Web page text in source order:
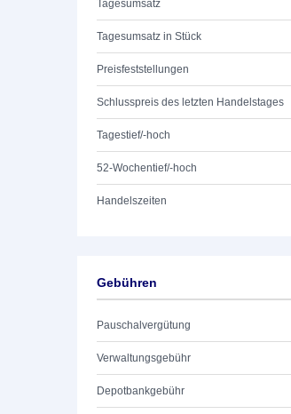
Tagesumsatz
Tagesumsatz in Stück
Preisfeststellungen
Schlusspreis des letzten Handelstages
Tagestief/-hoch
52-Wochentief/-hoch
Handelszeiten
Gebühren
Pauschalvergütung
Verwaltungsgebühr
Depotbankgebühr